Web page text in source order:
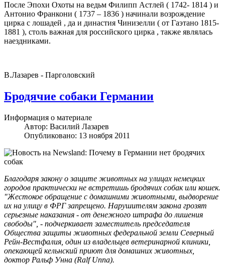
После Эпохи Охоты на ведьм Филипп Астлей ( 1742- 1814 ) и
Антонио Франкони ( 1737 – 1836 ) начинали возрождение
цирка с лошадей , да и династия Чинизелли ( от Гаэтано 1815-
1881 ), столь важная для российского цирка , также являлась
наездниками.
В.Лазарев - Парголовский
Бродячие собаки Германии
Информация о материале
Автор: Василий Лазарев
Опубликовано: 13 ноября 2011
Благодаря закону о защите животных на улицах немецких
городов практически не встретишь бродячих собак или кошек.
"Жестокое обращение с домашними животными, выдворение
их на улицу в ФРГ запрещено. Нарушителям закона грозят
серьезные наказания - от денежного штрафа до лишения
свободы", - подчеркивает заместитель председателя
Общества защиты животных федеральной земли Северный
Рейн-Вестфалия, один из владельцев ветеринарной клиники,
опекающей кельнский приют для домашних животных,
доктор Ральф Унна (Ralf Unna).